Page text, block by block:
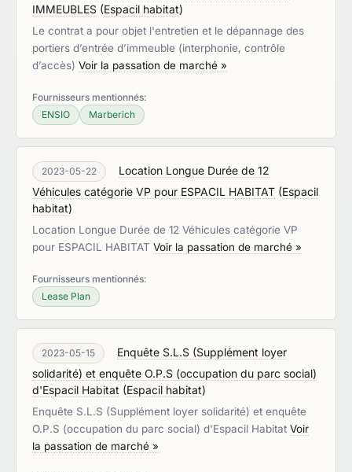
IMMEUBLES (Espacil habitat)
Le contrat a pour objet l'entretien et le dépannage des
portiers d’entrée d’immeuble (interphonie, contrôle
d’accès) Voir la passation de marché »
Fournisseurs mentionnés:
ENSIO
Marberich
2023-05-22
Location Longue Durée de 12
Véhicules catégorie VP pour ESPACIL HABITAT (Espacil
habitat)
Location Longue Durée de 12 Véhicules catégorie VP
pour ESPACIL HABITAT Voir la passation de marché »
Fournisseurs mentionnés:
Lease Plan
2023-05-15
Enquête S.L.S (Supplément loyer
solidarité) et enquête O.P.S (occupation du parc social)
d'Espacil Habitat (Espacil habitat)
Enquête S.L.S (Supplément loyer solidarité) et enquête
O.P.S (occupation du parc social) d'Espacil Habitat Voir
la passation de marché »